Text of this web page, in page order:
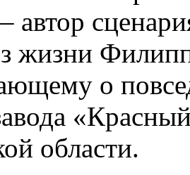
автор
жизни
о
области.